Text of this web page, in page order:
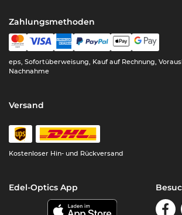
Zahlungsmethoden
eps, Sofortüberweisung, Kauf auf Rechnung,
Nachnahme
Versand
Kostenloser Hin- und Rückversand
Edel-Optics App